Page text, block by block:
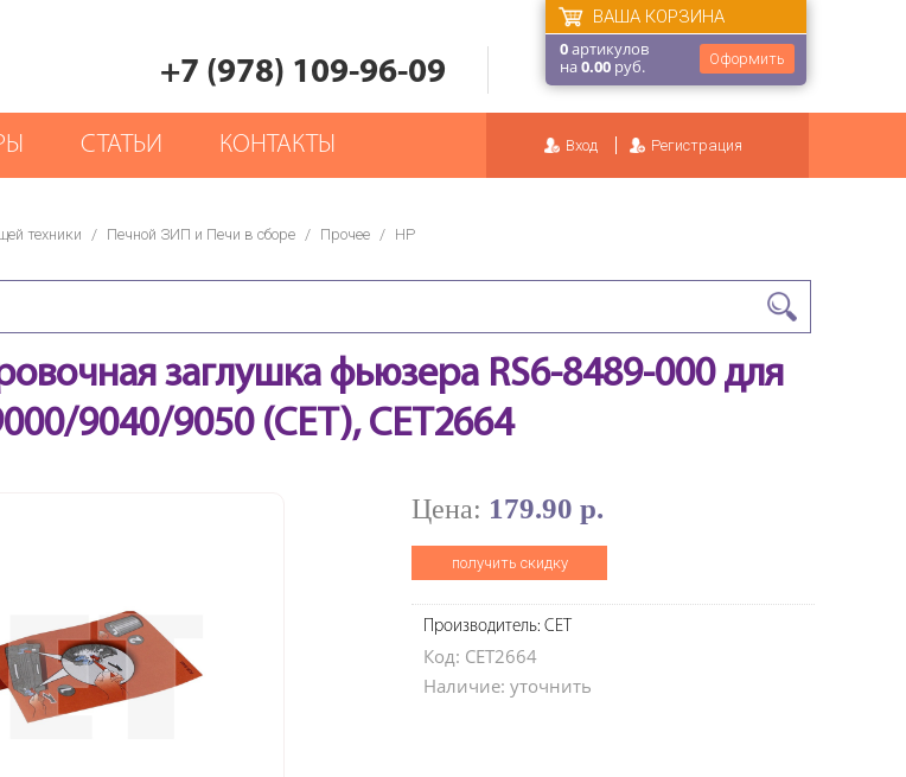
+7 (978) 109-96-09 Оформить
ВАША КОРЗИНА
0артикулов
на0.00 руб.
Вход Регистрация
СТАТЬИ КОНТАКТЫ
техники / Печной ЗИП и Печи в сборе / Прочее / HP
заглушка фьюзера RS6-8489-000 для
9040/9050 (CET), CET2664
Цена: 179.90 р.
получить скидку
Производитель: CET
Код: CET2664
Наличие: уточнить